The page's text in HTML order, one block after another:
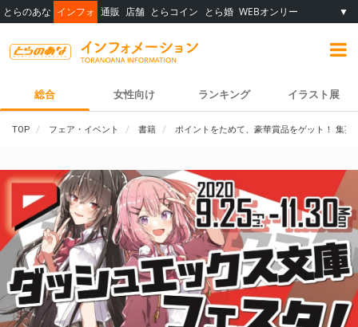
とらのあな インフォ 通販 店舗 とらコイン とら婚 WEBオンリー ▼
総合 女性向け ランキング イラスト展
TOP フェア・イベント 書籍 ポイントをためて、豪華賞品をゲット！ 集